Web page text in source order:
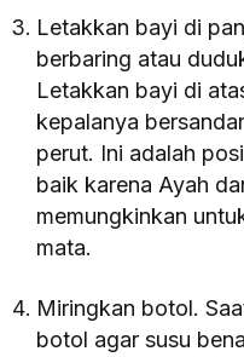
Letakkan bayi di
berbaring atau
Letakkan bayi di
kepalanya
perut. Ini adalah
baik karena Ayah
memungkinkan
mata.
Miringkan botol.
botol agar susu